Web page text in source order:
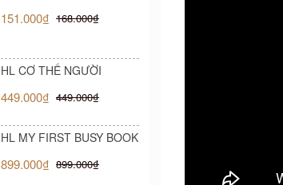
151.000₫ 168.000₫
HL CƠ THỂ NGƯỜI
449.000₫ 449.000₫
HL MY FIRST BUSY BOOK
899.000₫ 899.000₫